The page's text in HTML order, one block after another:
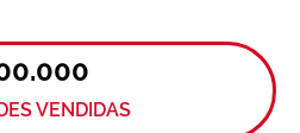
VENDIDAS